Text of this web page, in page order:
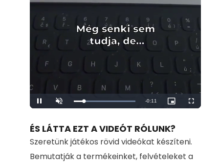
Pause Unmute Loaded:
100.00%
Remaining
-0:11
Picture-
in-
Fullscreen
ÉS LÁTTA EZT A VIDEÓT RÓLUNK?
Szeretünk játékos rövid videókat készíteni.
Bemutatják a termékeinket, felvételeket a